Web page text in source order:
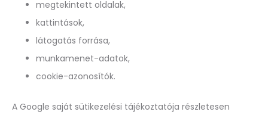
megtekintett oldalak,
kattintások,
látogatás forrása,
munkamenet-adatok,
cookie-azonosítók.
A Google saját sütikezelési tájékoztatója részletesen